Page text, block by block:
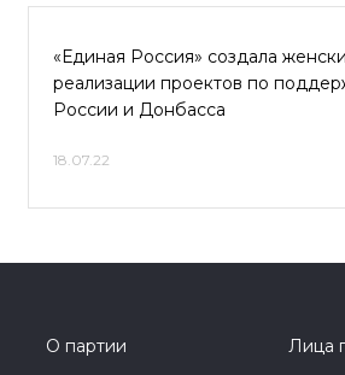
«Единая Россия» создала
реализации проектов по
России и Донбасса
18.07.22
О партии
Лица